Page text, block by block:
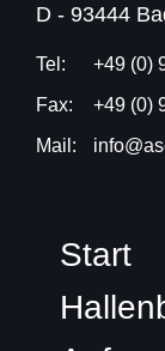
D - 93444
Tel:
+49 (0)
Fax:
+49 (0)
Mail:
Start